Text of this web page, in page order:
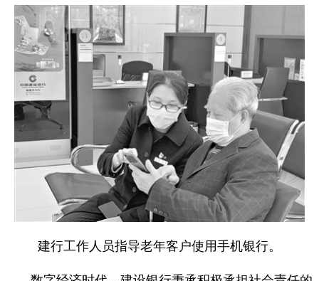
建行工作人员指导老年客户使用手机银行。